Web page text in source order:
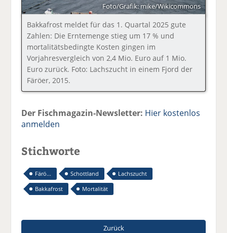
Foto/Grafik: mike/Wikicommons
Bakkafrost meldet für das 1. Quartal 2025 gute
Zahlen: Die Erntemenge stieg um 17 % und
mortalitätsbedingte Kosten gingen im
Vorjahresvergleich von 2,4 Mio. Euro auf 1 Mio.
Euro zurück. Foto: Lachszucht in einem Fjord der
Färöer, 2015.
Der Fischmagazin-Newsletter: Hier kostenlos
anmelden
Stichworte
Färö... Schottland
Lachszucht
Bakkafrost
Mortalität
Zurück